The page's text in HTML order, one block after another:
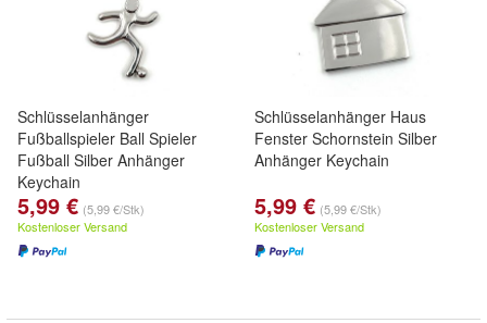
Schlüsselanhänger
Fußballspieler Ball Spieler
Fußball Silber Anhänger
Keychain
5,99 € (5,99 €/Stk)
Kostenloser Versand
Schlüsselanhänger Haus
Fenster Schornstein Silber
Anhänger Keychain
5,99 € (5,99 €/Stk)
Kostenloser Versand